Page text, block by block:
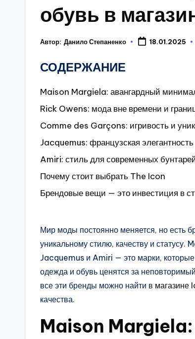
обувь в
Автор: Данило Степаненко 18.01.2025
СОДЕРЖАНИЕ
Maison Margiela: авангардный
Rick Owens: мода вне времени и
Comme des Garçons: игривость и
Jacquemus: французская элегантность
Amiri: стиль для современных
Почему стоит выбрать The Icon
Брендовые вещи — это инвестиция в
Мир моды постоянно меняется, но есть
уникальному стилю, качеству и
Jacquemus и Amiri — это марки,
одежда и обувь ценятся за
все эти бренды можно найти в магазине
качества.
Maison